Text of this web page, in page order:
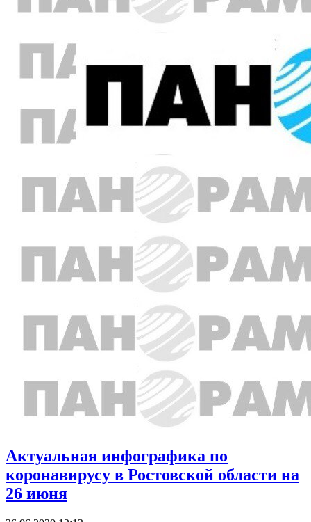
Актуальная инфографика по
коронавирусу в Ростовской области на
26 июня